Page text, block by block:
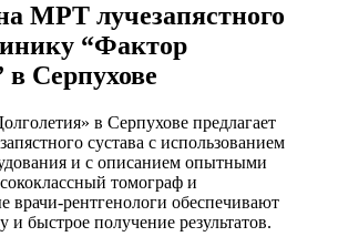
МРТ лучезапястного
“Фактор
в Серпухове
в Серпухове предлагает
сустава с использованием
и с описанием опытными
томограф и
врачи-рентгенологи обеспечивают
и быстрое получение результатов.